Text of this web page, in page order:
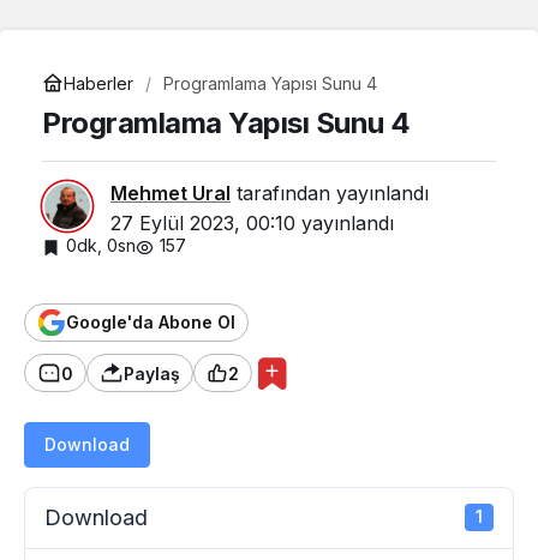
Haberler Programlama Yapısı Sunu 4
Programlama Yapısı Sunu 4
Mehmet Ural tarafından yayınlandı
27 Eylül 2023, 00:10 yayınlandı
0dk, 0sn 157
Google'da Abone Ol
0 Paylaş 2
Download
Download 1